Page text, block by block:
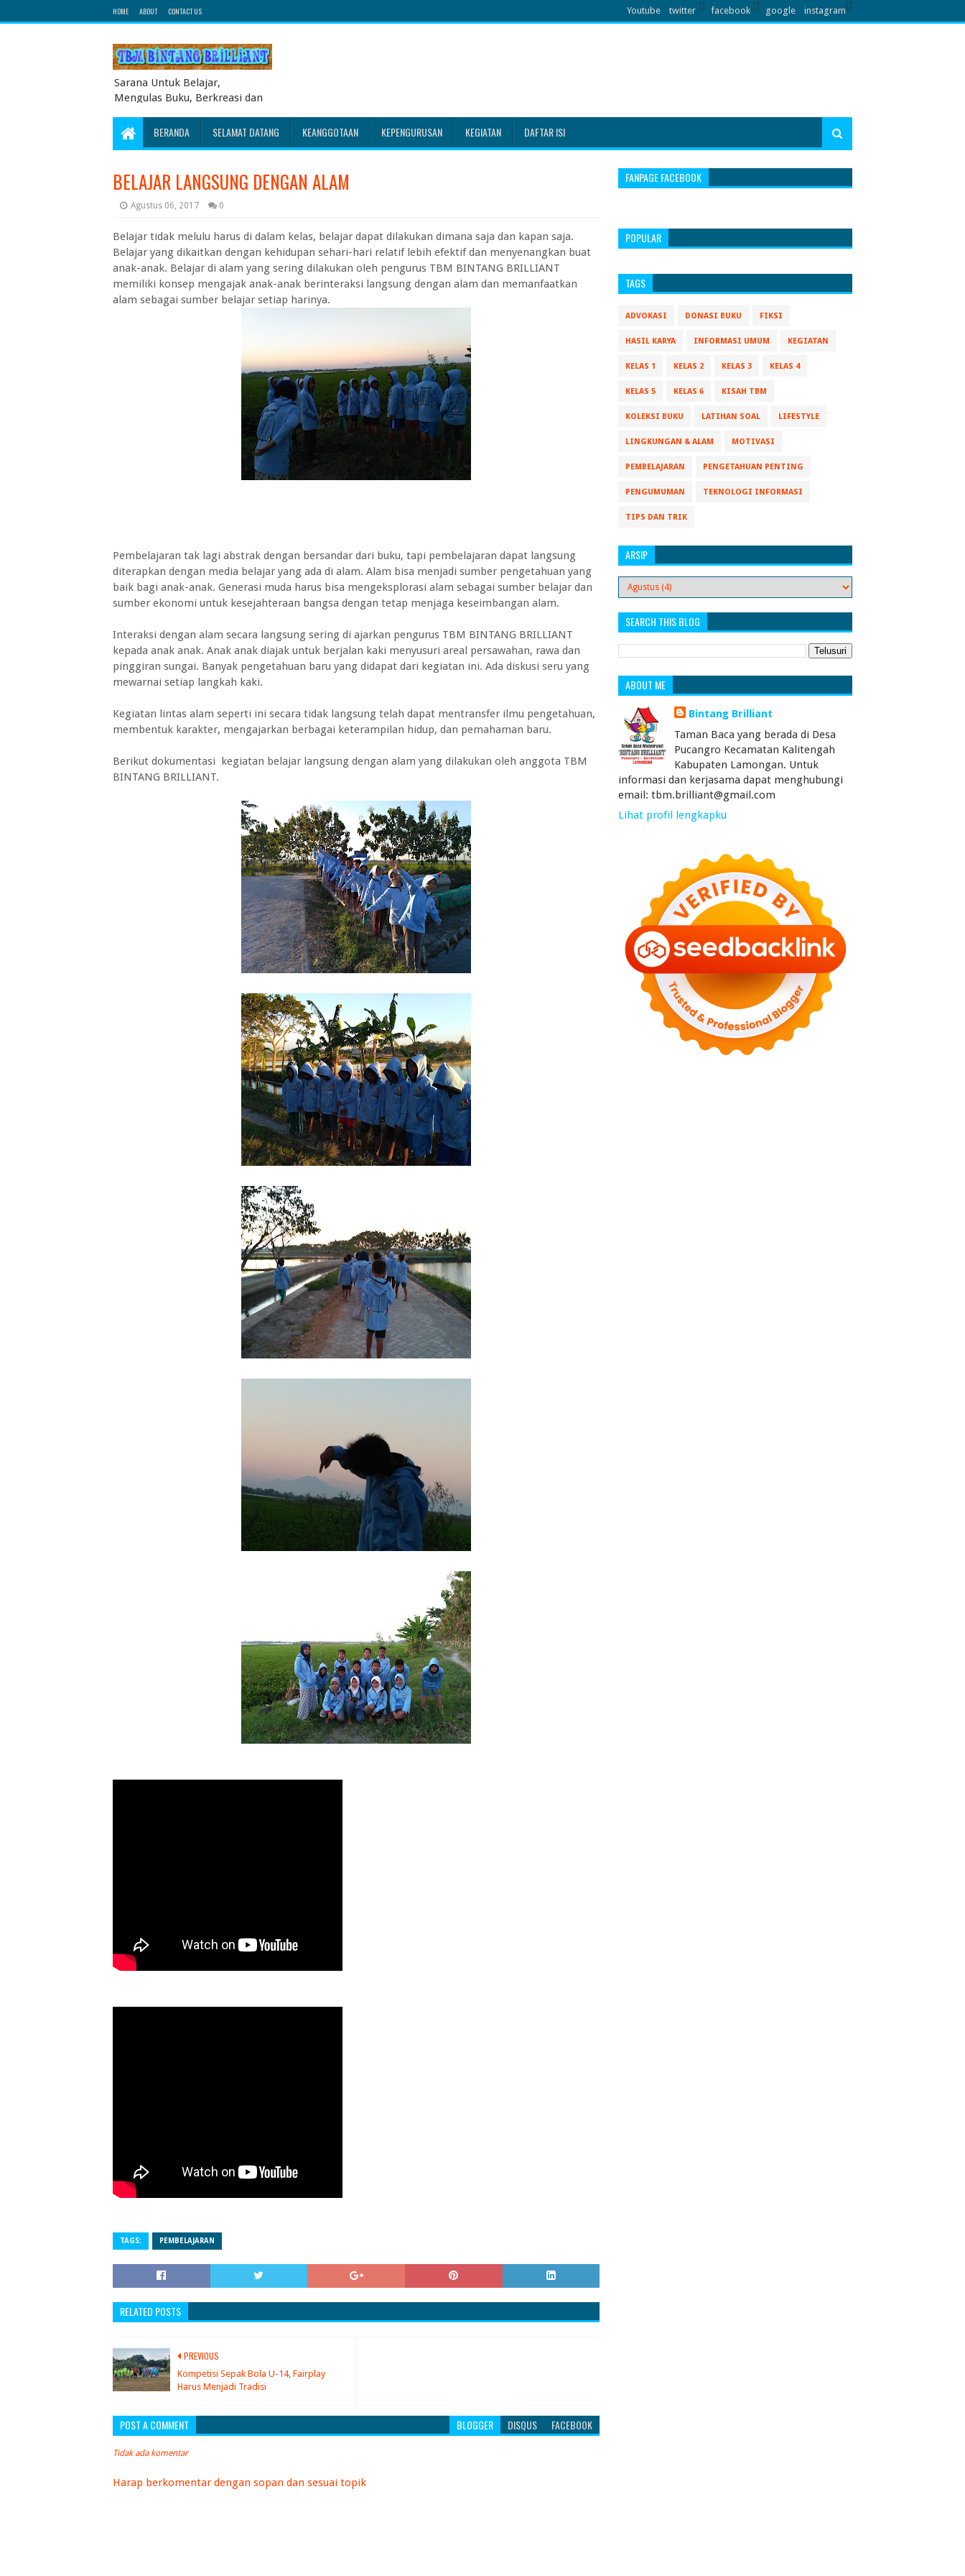
HOME ABOUT CONTACT US Youtube twitter facebook google instagram
Sarana Untuk Belajar,
Mengulas Buku, Berkreasi dan
Energi Literasi Berbagai soal
ujian sekolah dasar juga
BERANDA SELAMAT DATANG KEANGGOTAAN KEPENGURUSAN KEGIATAN DAFTAR ISI
BELAJAR LANGSUNG DENGAN ALAM
Agustus 06, 2017 0
Belajar tidak melulu harus di dalam kelas, belajar dapat dilakukan dimana saja dan kapan saja.
Belajar yang dikaitkan dengan kehidupan sehari-hari relatif lebih efektif dan menyenangkan buat
anak-anak. Belajar di alam yang sering dilakukan oleh pengurus TBM BINTANG BRILLIANT
memiliki konsep mengajak anak-anak berinteraksi langsung dengan alam dan memanfaatkan
alam sebagai sumber belajar setiap harinya.
Pembelajaran tak lagi abstrak dengan bersandar dari buku, tapi pembelajaran dapat langsung
diterapkan dengan media belajar yang ada di alam. Alam bisa menjadi sumber pengetahuan yang
baik bagi anak-anak. Generasi muda harus bisa mengeksplorasi alam sebagai sumber belajar dan
sumber ekonomi untuk kesejahteraan bangsa dengan tetap menjaga keseimbangan alam.
Interaksi dengan alam secara langsung sering di ajarkan pengurus TBM BINTANG BRILLIANT
kepada anak anak. Anak anak diajak untuk berjalan kaki menyusuri areal persawahan, rawa dan
pinggiran sungai. Banyak pengetahuan baru yang didapat dari kegiatan ini. Ada diskusi seru yang
mewarnai setiap langkah kaki.
Kegiatan lintas alam seperti ini secara tidak langsung telah dapat mentransfer ilmu pengetahuan,
membentuk karakter, mengajarkan berbagai keterampilan hidup, dan pemahaman baru.
Berikut dokumentasi kegiatan belajar langsung dengan alam yang dilakukan oleh anggota TBM
BINTANG BRILLIANT.
TAGS: PEMBELAJARAN
RELATED POSTS
PREVIOUS
Kompetisi Sepak Bola U-14, Fairplay
Harus Menjadi Tradisi
POST A COMMENT BLOGGER DISQUS FACEBOOK
Tidak ada komentar
Harap berkomentar dengan sopan dan sesuai topik
FANPAGE FACEBOOK
POPULAR
TAGS
ADVOKASI DONASI BUKU FIKSI
HASIL KARYA INFORMASI UMUM KEGIATAN
KELAS 1 KELAS 2 KELAS 3 KELAS 4
KELAS 5 KELAS 6 KISAH TBM
KOLEKSI BUKU LATIHAN SOAL LIFESTYLE
LINGKUNGAN & ALAM MOTIVASI
PEMBELAJARAN PENGETAHUAN PENTING
PENGUMUMAN TEKNOLOGI INFORMASI
TIPS DAN TRIK
ARSIP
SEARCH THIS BLOG
ABOUT ME
Bintang Brilliant
Taman Baca yang berada di Desa
Pucangro Kecamatan Kalitengah
Kabupaten Lamongan. Untuk
informasi dan kerjasama dapat menghubungi
email: tbm.brilliant@gmail.com
Lihat profil lengkapku